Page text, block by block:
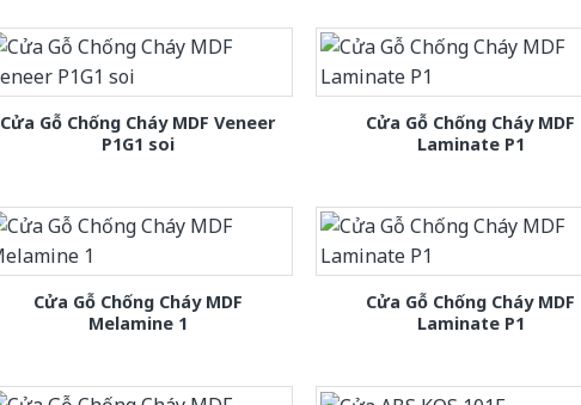
Cửa Gỗ Chống Cháy MDF Veneer
P1G1 soi
Cửa Gỗ Chống Cháy MDF
Laminate P1
Cửa Gỗ Chống Cháy MDF
Melamine 1
Cửa Gỗ Chống Cháy MDF
Laminate P1